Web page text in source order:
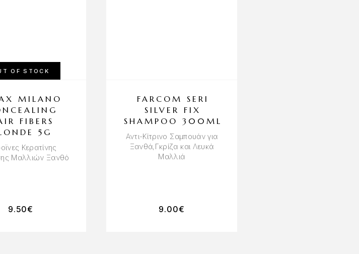
OF STOCK
MILANO
FIBERS
5G
Κερατίνης
Μαλλιών Ξανθό
9.50€
FARCOM SERI
SILVER FIX
SHAMPOO 300ML
Αντι-Κίτρινο Σαμπουάν για
Ξανθά,Γκρίζα και Λευκά
Μαλλιά
9.00€